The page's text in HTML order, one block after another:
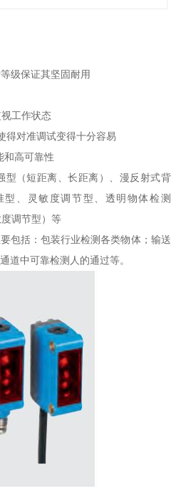
级保证其坚固耐用
工作状态
得对准调试变得十分容易
和高可靠性
型（短距离、长距离）、漫反射式背
、灵敏度调节型、透明物体检测
调节型）等
包括：包装行业检测各类物体；输送
道中可靠检测人的通过等。